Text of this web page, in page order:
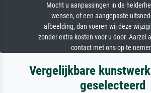
Mocht u aanpassingen in de
wensen, of een aangepaste
afbeelding, dan voeren wij deze
zonder extra kosten voor u door. Aarzel
contact met ons op te
Vergelijkbare
geselecteerd